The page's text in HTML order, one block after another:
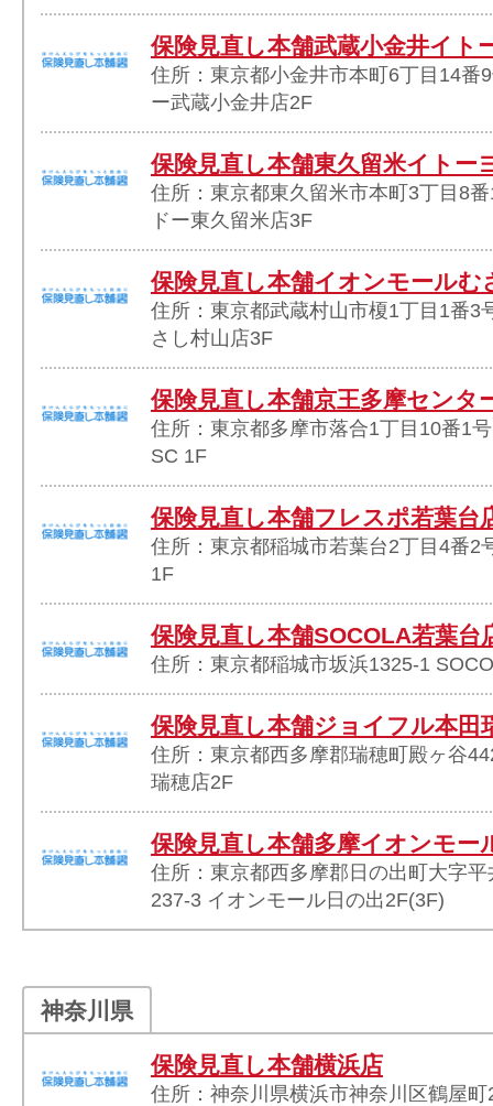
保険見直し本舗武蔵小金井イト
住所：東京都小金井市本町6丁目14番
ー武蔵小金井店2F
保険見直し本舗東久留米イトー
住所：東京都東久留米市本町3丁目8
ドー東久留米店3F
保険見直し本舗イオンモールむ
住所：東京都武蔵村山市榎1丁目1番3
さし村山店3F
保険見直し本舗京王多摩センタ
住所：東京都多摩市落合1丁目10番1
SC 1F
保険見直し本舗フレスポ若葉台
住所：東京都稲城市若葉台2丁目4番2
1F
保険見直し本舗SOCOLA若葉台
住所：東京都稲城市坂浜1325-1
保険見直し本舗ジョイフル本田
住所：東京都西多摩郡瑞穂町殿ヶ谷
瑞穂店2F
保険見直し本舗多摩イオンモー
住所：東京都西多摩郡日の出町大字
237-3 イオンモール日の出2F(3F)
神奈川県
保険見直し本舗横浜店
住所：神奈川県横浜市神奈川区鶴屋